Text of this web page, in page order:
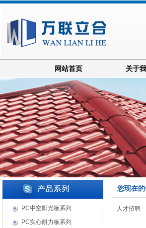
网站首页 关于
PC中空阳光板系列
PC实心耐力板系列
您现在
人才招聘